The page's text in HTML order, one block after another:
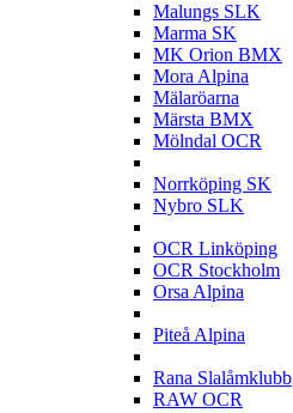
Malungs SLK
Marma SK
MK Orion BMX
Mora Alpina
Mälaröarna
Märsta BMX
Mölndal OCR
Norrköping SK
Nybro SLK
OCR Linköping
OCR Stockholm
Orsa Alpina
Piteå Alpina
Rana Slalåmklubb
RAW OCR